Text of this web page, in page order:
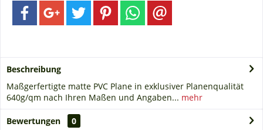
Beschreibung
Maßgerfertigte matte PVC Plane in exklusiver Planenqualität
640g/qm nach Ihren Maßen und Angaben... mehr
Bewertungen
0